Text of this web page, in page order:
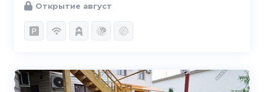
Открытие август